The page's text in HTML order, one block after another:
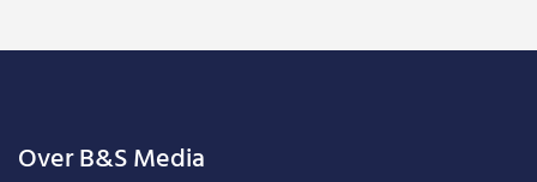
Over B&S Media